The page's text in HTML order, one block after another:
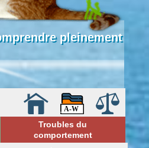
pleinement
Troubles du
comportement